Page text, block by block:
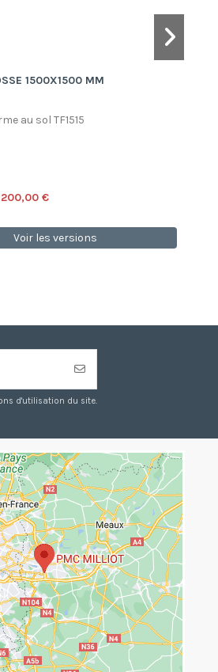
1500X1500 MM
au sol TF1515
200,00 €
Voir les versions
d'utilisation du site.